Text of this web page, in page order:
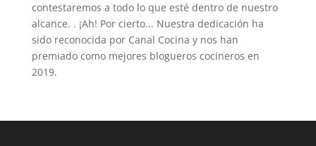
contestaremos a todo lo que esté dentro de nuestro
alcance. . ¡Ah! Por cierto... Nuestra dedicación ha
sido reconocida por Canal Cocina y nos han
premiado como mejores blogueros cocineros en
2019.